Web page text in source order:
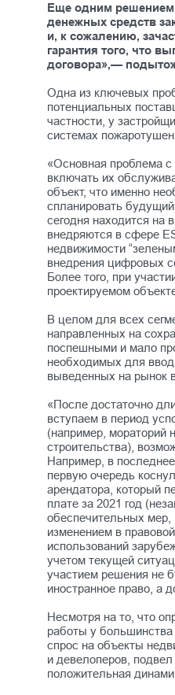
Еще одним решением
денежных средств
и, к сожалению,
гарантия того, что
договора»,—
Одна из ключевых
потенциальных
частности, у
системах
«Основная проблема
включать их
объект, что именно
спланировать
сегодня находится на
внедряются в сфере
недвижимости
внедрения цифровых
Более того, при
проектируемом
В целом для всех
направленных на
поспешными и мало
необходимых для
выведенных на рынок
«После достаточно
вступаем в период
(например, мораторий
строительства),
Например, в
первую очередь
арендатора, который
плате за 2021 год
обеспечительных
изменением в
использований
учетом текущей
участием решения не
иностранное право, а
Несмотря на то, что
работы у большинства
спрос на объекты
и девелоперов,
положительная